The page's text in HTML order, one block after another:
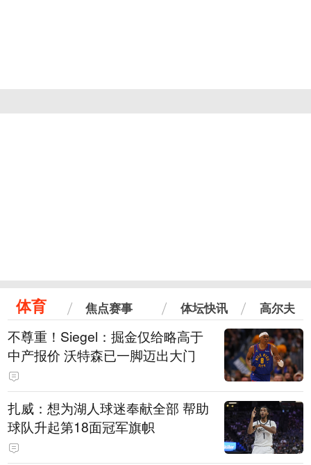
体育 焦点赛事 体坛快讯 高尔夫
不尊重！Siegel：掘金仅给略高于
中产报价 沃特森已一脚迈出大门
扎威：想为湖人球迷奉献全部 帮助
球队升起第18面冠军旗帜